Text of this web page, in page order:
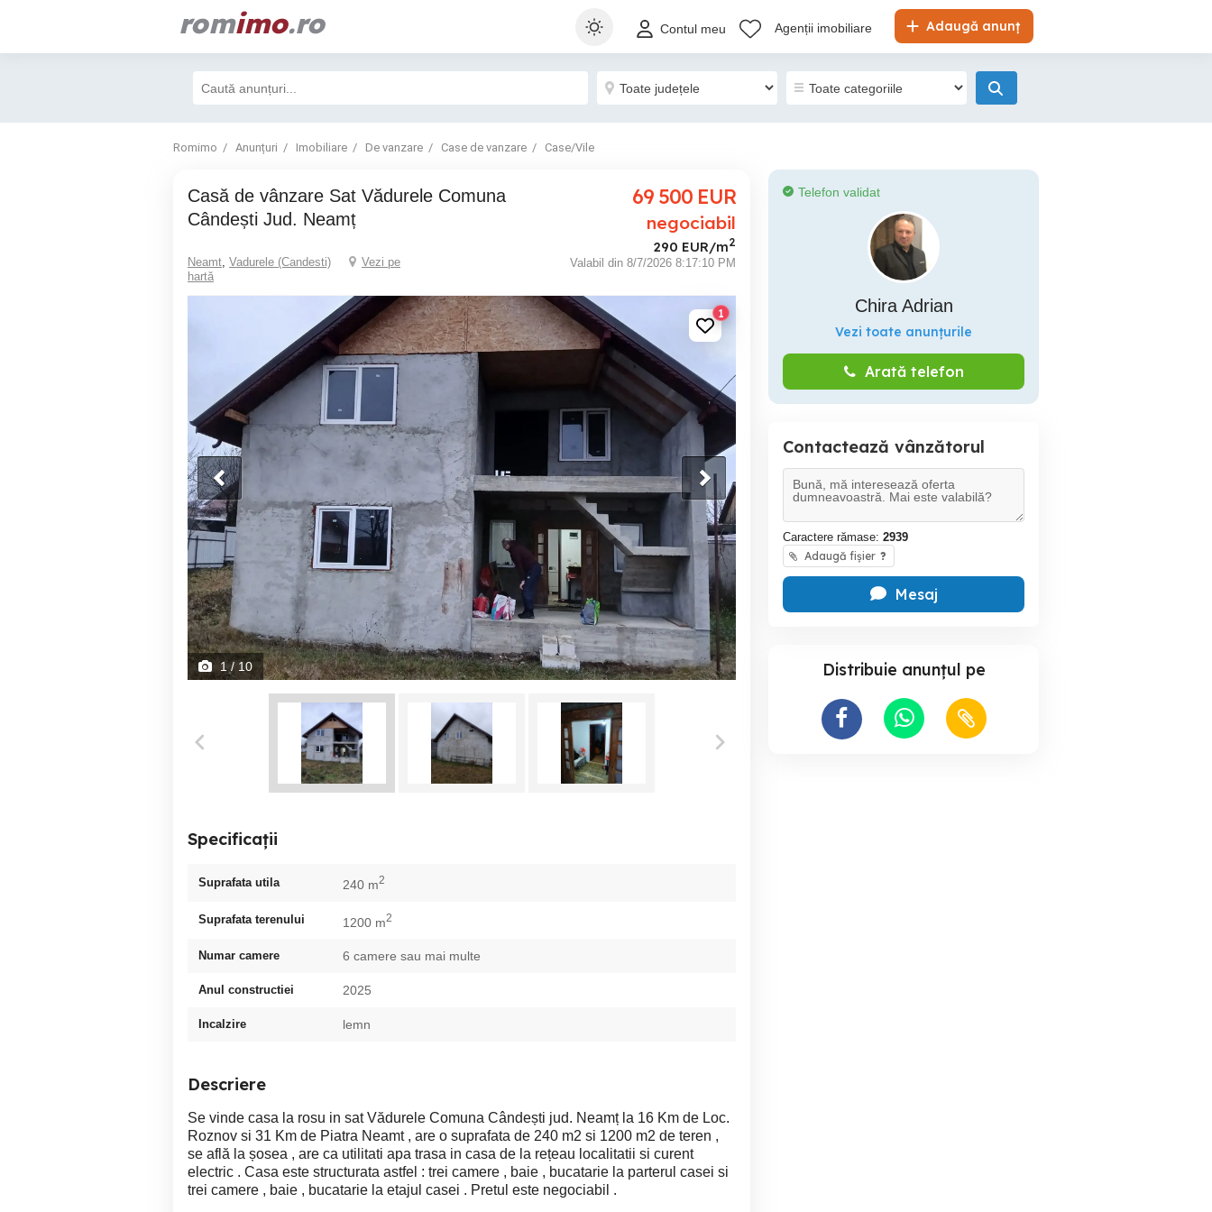
romimo.ro Adaugă anunț
Contul meu Agenții imobiliare
Romimo Anunțuri Imobiliare De vanzare Case de vanzare Case/Vile
Casă de vânzare Sat Vădurele Comuna
Cândești Jud. Neamț
69 500 EUR
negociabil
290 EUR/m2
Neamt Vadurele (Candesti)
Vezi pe
hartă
Valabil din 8/7/2026 8:17:10 PM
1
1/ 10
Specificații
Suprafata utila 240 m2
Suprafata terenului 1200 m2
Numar camere 6 camere sau mai multe
Anul constructiei 2025
Incalzire lemn
Descriere
Se vinde casa la rosu in sat Vădurele Comuna Cândești jud. Neamț la 16 Km de Loc.
Roznov si 31 Km de Piatra Neamt , are o suprafata de 240 m2 si 1200 m2 de teren ,
se află la șosea , are ca utilitati apa trasa in casa de la rețeau localitatii si curent
electric . Casa este structurata astfel : trei camere , baie , bucatarie la parterul casei si
trei camere , baie , bucatarie la etajul casei . Pretul este negociabil .
Telefon validat
Chira Adrian
Vezi toate anunțurile
Arată telefon
Contactează vânzătorul
Caractere rămase: 2939
Adaugă fișier ?
Mesaj
Distribuie anunțul pe